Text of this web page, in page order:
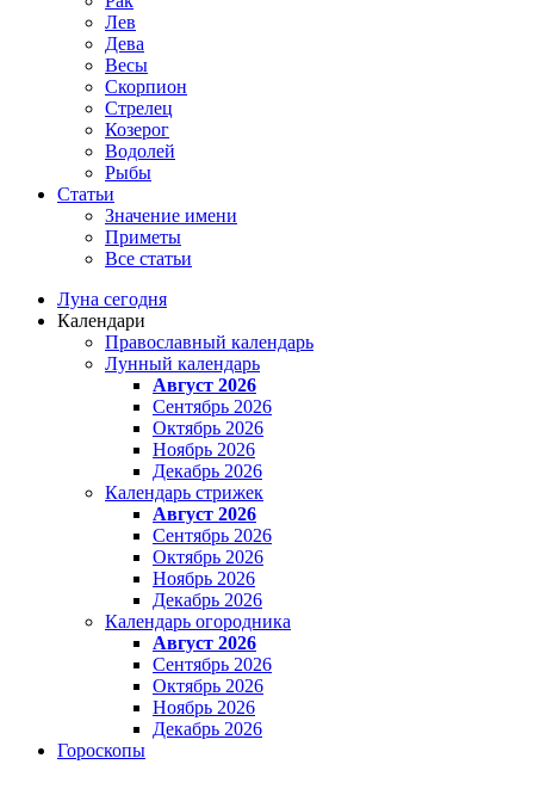
Лев
Дева
Весы
Скорпион
Стрелец
Козерог
Водолей
Рыбы
Статьи
Значение имени
Приметы
Все статьи
Луна сегодня
Календари
Православный календарь
Лунный календарь
Август 2026
Сентябрь 2026
Октябрь 2026
Ноябрь 2026
Декабрь 2026
Календарь стрижек
Август 2026
Сентябрь 2026
Октябрь 2026
Ноябрь 2026
Декабрь 2026
Календарь огородника
Август 2026
Сентябрь 2026
Октябрь 2026
Ноябрь 2026
Декабрь 2026
Гороскопы